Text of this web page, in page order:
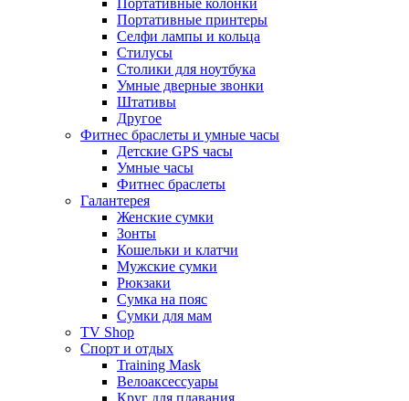
Портативные колонки
Портативные принтеры
Селфи лампы и кольца
Стилусы
Столики для ноутбука
Умные дверные звонки
Штативы
Другое
Фитнес браслеты и умные часы
Детские GPS часы
Умные часы
Фитнес браслеты
Галантерея
Женские сумки
Зонты
Кошельки и клатчи
Мужские сумки
Рюкзаки
Сумка на пояс
Сумки для мам
TV Shop
Спорт и отдых
Training Mask
Велоаксессуары
Круг для плавания